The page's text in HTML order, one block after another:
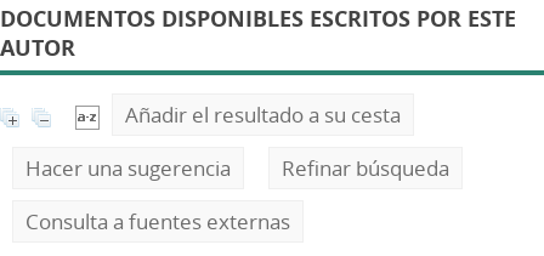
DOCUMENTOS DISPONIBLES ESCRITOS POR ESTE
AUTOR
Añadir el resultado a su cesta
Hacer una sugerencia
Refinar búsqueda
Consulta a fuentes externas